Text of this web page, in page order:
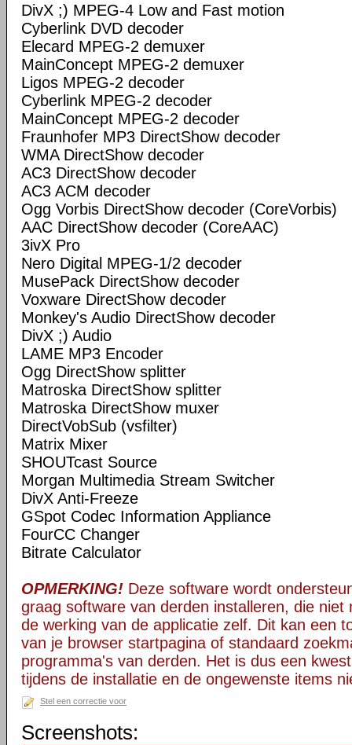
DivX ;) MPEG-4 Low and Fast motion
Cyberlink DVD decoder
Elecard MPEG-2 demuxer
MainConcept MPEG-2 demuxer
Ligos MPEG-2 decoder
Cyberlink MPEG-2 decoder
MainConcept MPEG-2 decoder
Fraunhofer MP3 DirectShow decoder
WMA DirectShow decoder
AC3 DirectShow decoder
AC3 ACM decoder
Ogg Vorbis DirectShow decoder (CoreVorbis)
AAC DirectShow decoder (CoreAAC)
3ivX Pro
Nero Digital MPEG-1/2 decoder
MusePack DirectShow decoder
Voxware DirectShow decoder
Monkey's Audio DirectShow decoder
DivX ;) Audio
LAME MP3 Encoder
Ogg DirectShow splitter
Matroska DirectShow splitter
Matroska DirectShow muxer
DirectVobSub (vsfilter)
Matrix Mixer
SHOUTcast Source
Morgan Multimedia Stream Switcher
DivX Anti-Freeze
GSpot Codec Information Appliance
FourCC Changer
Bitrate Calculator
OPMERKING! Deze software wordt
graag software van derden installeren, die niet
de werking van de applicatie zelf. Dit kan een
van je browser startpagina of standaard
programma's van derden. Het is dus een
tijdens de installatie en de ongewenste items
Stel een correctie voor
Screenshots: